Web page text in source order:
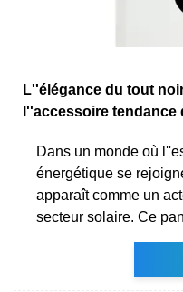
L''élégance du tout
l''accessoire tendance
Dans un monde où
énergétique se
apparaît comme un
secteur solaire. Ce